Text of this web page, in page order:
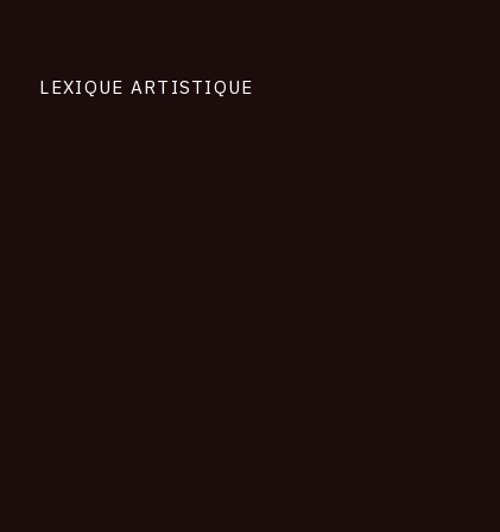
LEXIQUE ARTISTIQUE